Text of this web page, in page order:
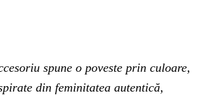
spune o poveste prin culoare,
din feminitatea autentică,